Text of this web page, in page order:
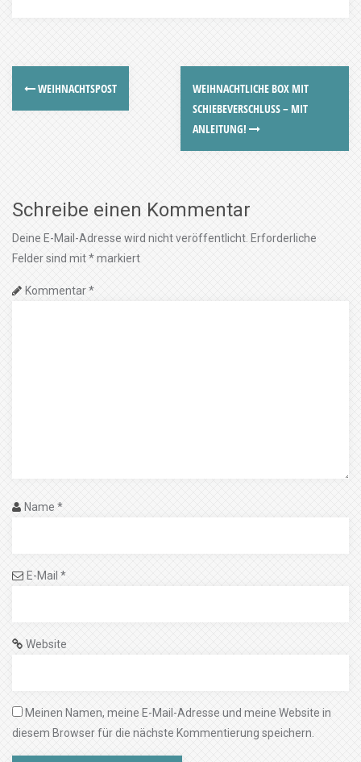
WEIHNACHTSPOST
WEIHNACHTLICHE BOX MIT
SCHIEBEVERSCHLUSS – MIT
ANLEITUNG!
Schreibe einen Kommentar
Deine E-Mail-Adresse wird nicht veröffentlicht. Erforderliche
Felder sind mit*markiert
Kommentar*
Name *
E-Mail *
Website
Meinen Namen, meine E-Mail-Adresse und meine Website in
diesem Browser für die nächste Kommentierung speichern.